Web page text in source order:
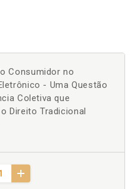
Consumidor no
- Uma Questão
Coletiva que
Direito Tradicional